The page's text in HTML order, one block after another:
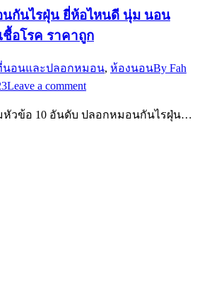
กันไรฝุ่น ยี่ห้อไหนดี นุ่ม นอน
ชื้อโรค ราคาถูก
นอนและปลอกหมอน, ห้องนอนBy Fah
Leave a comment
หัวข้อ 10 อันดับ ปลอกหมอนกันไรฝุ่น…